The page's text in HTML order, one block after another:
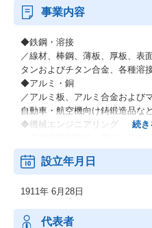
事業内容
◆鉄鋼・溶接
／線材、棒鋼、薄板、厚板、表
タンおよびチタン合金、各種溶
◆アルミ・銅
／アルミ板、アルミ合金および
自動車・航空機向け鋳鍛造品な
◆機械エンジニアリング
子力関連機器、環境プラントな
◆電力（電力卸供給事業）
／新鉄源ビジネス、液晶用ター
ど
設立年月日
1911年 6月28日
代表者